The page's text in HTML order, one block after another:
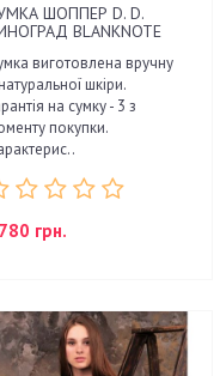
ШОППЕР D. D.
BLANKNOTE
виготовлена вручну
шкіри.
на сумку - 3 з
покупки.
грн.